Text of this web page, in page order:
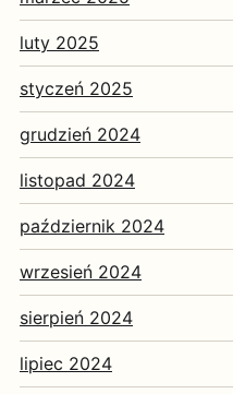
luty 2025
styczeń 2025
grudzień 2024
listopad 2024
październik 2024
wrzesień 2024
sierpień 2024
lipiec 2024